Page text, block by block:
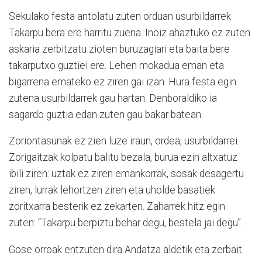
Sekulako festa antolatu zuten orduan usurbildarrek
Takarpu bera ere harritu zuena. Inoiz ahaztuko ez zuten
askaria zerbitzatu zioten buruzagiari eta baita bere
takarputxo guztiei ere. Lehen mokadua eman eta
bigarrena emateko ez ziren gai izan. Hura festa egin
zutena usurbildarrek gau hartan. Denboraldiko ia
sagardo guztia edan zuten gau bakar batean.
Zoriontasunak ez zien luze iraun, ordea, usurbildarrei.
Zorigaitzak kolpatu balitu bezala, burua ezin altxatuz
ibili ziren: uztak ez ziren emankorrak, sosak desagertu
ziren, lurrak lehortzen ziren eta uholde basatiek
zoritxarra besterik ez zekarten. Zaharrek hitz egin
zuten: “Takarpu berpiztu behar degu, bestela jai degu”.
Gose orroak entzuten dira Andatza aldetik eta zerbait